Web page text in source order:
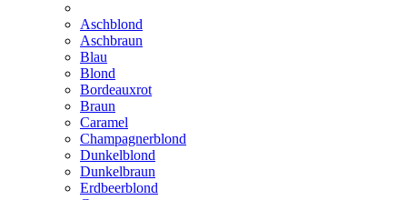
Aschblond
Aschbraun
Blau
Blond
Bordeauxrot
Braun
Caramel
Champagnerblond
Dunkelblond
Dunkelbraun
Erdbeerblond